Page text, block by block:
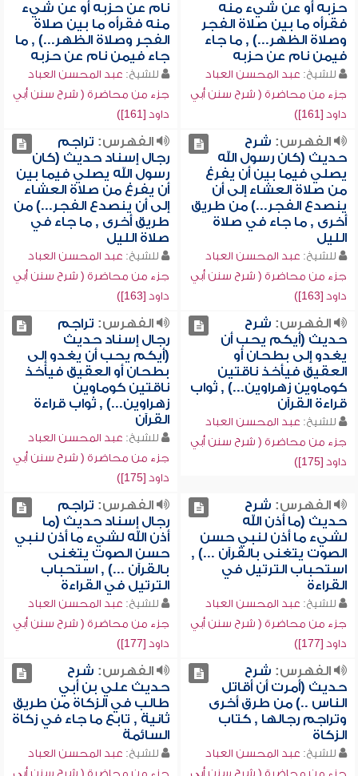
حزبه أو عن شيء منه
فقرأه ما بين صلاة الفجر
وصلاة الظهر...) , ما جاء
فيمن نام عن حزبه
للشيخ: عبد المحسن العباد
جزء من محاضرة ( شرح سنن أبي
داود [161])
نام عن حزبه أو عن شيء
منه فقرأه ما بين صلاة
الفجر وصلاة الظهر...) , ما
جاء فيمن نام عن حزبه
للشيخ: عبد المحسن العباد
جزء من محاضرة ( شرح سنن أبي
داود [161])
الفهرس: شرح
حديث (كان رسول الله
يصلي فيما بين أن يفرغ
من صلاة العشاء إلى أن
ينصدع الفجر...) من طريق
أخرى , ما جاء في صلاة
الليل
للشيخ: عبد المحسن العباد
جزء من محاضرة ( شرح سنن أبي
داود [163])
الفهرس: تراجم
رجال إسناد حديث (كان
رسول الله يصلي فيما بين
أن يفرغ من صلاة العشاء
إلى أن ينصدع الفجر...) من
طريق أخرى , ما جاء في
صلاة الليل
للشيخ: عبد المحسن العباد
جزء من محاضرة ( شرح سنن أبي
داود [163])
الفهرس: شرح
حديث (أيكم يحب أن
يغدو إلى بطحان أو
العقيق فيأخذ ناقتين
كوماوين زهراوين...) , ثواب
قراءة القرآن
للشيخ: عبد المحسن العباد
جزء من محاضرة ( شرح سنن أبي
داود [175])
الفهرس: تراجم
رجال إسناد حديث
(أيكم يحب أن يغدو إلى
بطحان أو العقيق فيأخذ
ناقتين كوماوين
زهراوين...) , ثواب قراءة
القرآن
للشيخ: عبد المحسن العباد
جزء من محاضرة ( شرح سنن أبي
داود [175])
الفهرس: شرح
حديث (ما أذن الله
لشيء ما أذن لنبي حسن
الصوت يتغنى بالقرآن ...) ,
استحباب الترتيل في
القراءة
للشيخ: عبد المحسن العباد
جزء من محاضرة ( شرح سنن أبي
داود [177])
الفهرس: تراجم
رجال إسناد حديث (ما
أذن الله لشيء ما أذن لنبي
حسن الصوت يتغنى
بالقرآن ...) , استحباب
الترتيل في القراءة
للشيخ: عبد المحسن العباد
جزء من محاضرة ( شرح سنن أبي
داود [177])
الفهرس: شرح
حديث (أمرت أن أقاتل
الناس ..) من طرق أخرى
وتراجم رجالها , كتاب
الزكاة
للشيخ: عبد المحسن العباد
جزء من محاضرة ( شرح سنن أبي
الفهرس: شرح
حديث علي بن أبي
طالب في الزكاة من طريق
ثانية , تابع ما جاء في زكاة
السائمة
للشيخ: عبد المحسن العباد
جزء من محاضرة ( شرح سنن أبي